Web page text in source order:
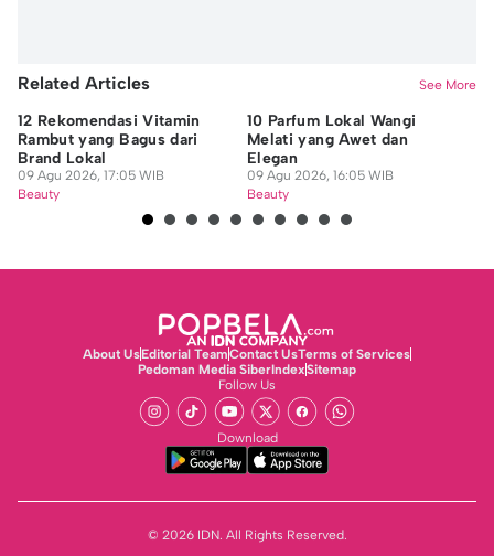
Related Articles See More
12 Rekomendasi Vitamin
Rambut yang Bagus dari
Brand Lokal
09 Agu 2026, 17:05 WIB
Beauty
10 Parfum Lokal Wangi
Melati yang Awet dan
Elegan
09 Agu 2026, 16:05 WIB
Beauty
About UsEditorial TeamContact UsTerms of Services
Pedoman Media SiberIndexSitemap
Follow Us
Download
© 2026 IDN. All Rights Reserved.